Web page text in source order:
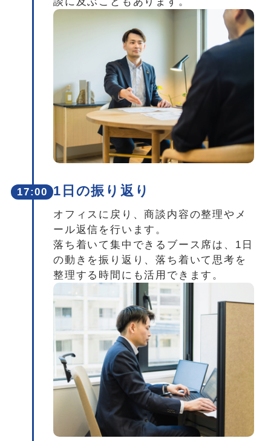
17:00 1日の振り返り
オフィスに戻り、商談内容の整理やメ
ール返信を行います。
落ち着いて集中できるブース席は、1日
の動きを振り返り、落ち着いて思考を
整理する時間にも活用できます。